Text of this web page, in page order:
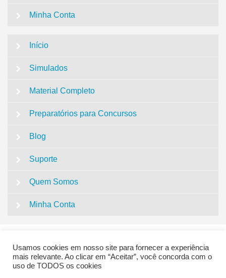
Minha Conta
Início
Simulados
Material Completo
Preparatórios para Concursos
Blog
Suporte
Quem Somos
Minha Conta
Usamos cookies em nosso site para fornecer a experiência
mais relevante. Ao clicar em “Aceitar”, você concorda com o
uso de TODOS os cookies